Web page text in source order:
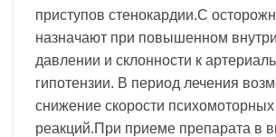
приступов стенокардии.С
назначают при повышенном
давлении и склонности к
гипотензии. В период лечения
снижение скорости психомоторных
реакций.При приеме препарата в